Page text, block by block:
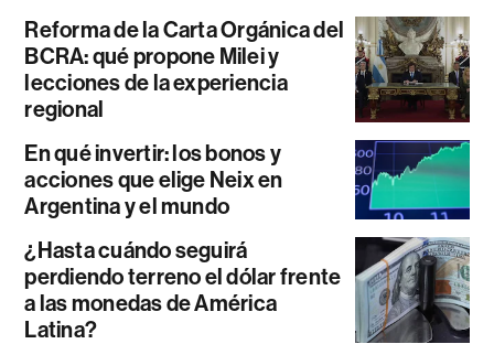
Reforma de la Carta Orgánica del
BCRA: qué propone Milei y
lecciones de la experiencia
regional
En qué invertir: los bonos y
acciones que elige Neix en
Argentina y el mundo
¿Hasta cuándo seguirá
perdiendo terreno el dólar frente
a las monedas de América
Latina?